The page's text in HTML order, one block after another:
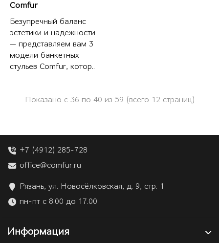
Comfur
Безупречный баланс
эстетики и надежности
— представляем вам 3
модели банкетных
стульев Comfur, котор..
Показано с 36 по 40 из 59 (всего 12 страниц)
+7 (4912) 285-728
office@comfur.ru
Рязань, ул. Новосёлковская, д. 9, стр. 1
пн-пт с 8.00 до 17.00
Информация